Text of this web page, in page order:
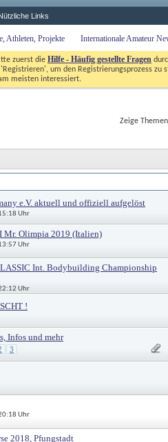
Links
Athleten, Projekte Internationale Amateur
zuerst die Hilfe - Häufig gestellte Fragen
um den Registrierungsprozess zu
meisten interessiert.
Zeige
e.V. aktuell und offiziell aufgelöst
Uhr
Mr. Olimpia 2019 (Italien)
Uhr
Int. Bodybuilding Championship
Uhr
!
Infos und mehr
3
Uhr
2018, Pfungstadt